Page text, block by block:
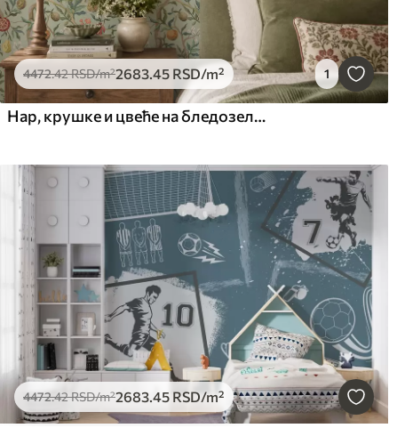
4472.42RSD/m²2683.45 RSD/m² 1
Нар, крушке и цвеће на бледозеленој позадини
4472.42RSD/m²2683.45 RSD/m²